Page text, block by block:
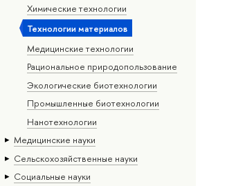
Химические технологии
Технологии материалов
Медицинские технологии
Рациональное природопользование
Экологические биотехнологии
Промышленные биотехнологии
Нанотехнологии
Медицинские науки
Сельскохозяйственные науки
Социальные науки